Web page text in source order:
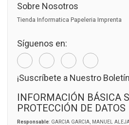
Sobre Nosotros
Tienda Informatica Papeleria Imprenta
Síguenos en:
¡Suscríbete a Nuestro
INFORMACIÓN BÁSICA
PROTECCIÓN DE DATOS
Responsable: GARCIA GARCIA, MANUEL